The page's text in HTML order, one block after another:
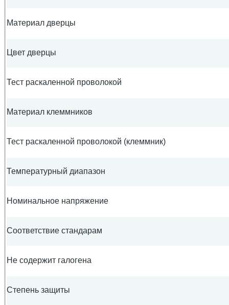
Материал дверцы
Цвет дверцы
Тест раскаленной проволокой
Материал клеммников
Тест раскаленной проволокой (клеммник)
Температурный диапазон
Номинальное напряжение
Соответствие стандарам
Не содержит галогена
Степень защиты